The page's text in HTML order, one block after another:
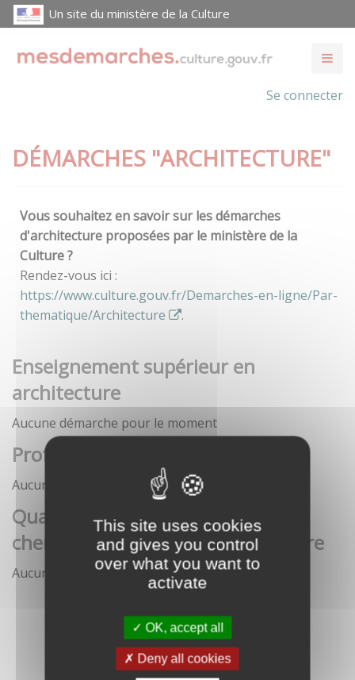
This site uses cookies
and gives you control
over what you want to
activate
OK, accept all
Deny all cookies
Un site du ministère de la Culture
Se connecter
DÉMARCHES "ARCHITECTURE"
Vous souhaitez en savoir sur les démarches
d'architecture proposées par le ministère de la
Culture ?
Rendez-vous ici :
https://www.culture.gouv.fr/Demarches-en-ligne/Par-
thematique/Architecture
.
Enseignement supérieur en
architecture
Aucune démarche pour le moment
Profession architecte
Aucune démarche pour le moment
Qualification des enseignants-
chercheurs en écoles d'architecture
Aucune démarche pour le moment